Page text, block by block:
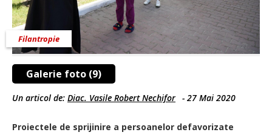
Galerie foto (9)
Filantropie
Un articol de: Diac. Vasile Robert Nechifor - 27 Mai 2020
Proiectele de sprijinire a persoanelor defavorizate